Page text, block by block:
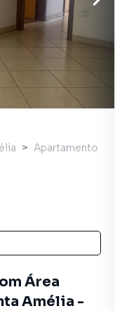
Apartamento
Área
Amélia -